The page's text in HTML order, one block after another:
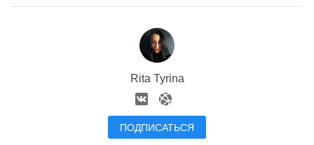
Rita Tyrina
ПОДПИСАТЬСЯ